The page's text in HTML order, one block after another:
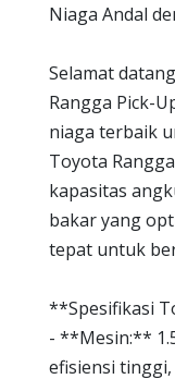
Niaga Andal
Selamat
Rangga Pick-
niaga terbaik
Toyota
kapasitas
bakar yang
tepat untuk
**Spesifikasi
- **Mesin:**
efisiensi